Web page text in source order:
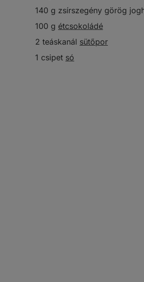
140 g zsírszegény görög
100 g étcsokoládé
2 teáskanál sütőpor
1 csipet só